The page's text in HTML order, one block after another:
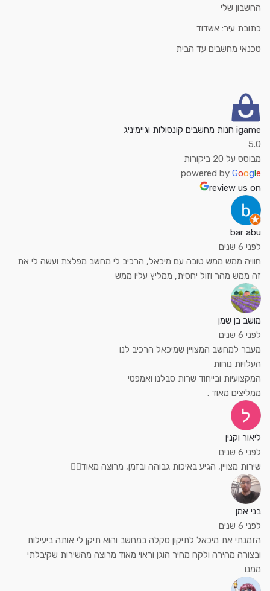
החשבון שלי
כתובת עיר: אשדוד
טכנאי מחשבים עד הבית
igame חנות מחשבים קונסולות וגיימיניג
5.0
מבוסס על 20 ביקורות
powered by Google
review us on
bar abu
לפני 6 שנים
חוויה ממש ממש טובה עם מיכאל, הרכיב לי מחשב מפלצת ועשה לי את
זה ממש מהר וזול יחסית, ממליץ עליו ממש
מושב בן שמן
לפני 6 שנים
מעבר למחשב המצויין שמיכאל הרכיב לנו
העלויות נוחות
המקצועיות ובייחוד שרות סבלנו ואמפטי
ממליצים מאוד .
ליאור וקנין
לפני 6 שנים
שירות מצויין, הגיע באיכות גבוהה ובזמן, מרוצה מאוד👍🏼
בני אמן
לפני 6 שנים
הזמנתי את מיכאל לתיקון טקלה במחשב והוא תיקן לי אותה ביעילות
ובצורה מהירה ולקח מחיר הוגן וראוי מאוד מרוצה מהשירות שקיבלתי
ממנו